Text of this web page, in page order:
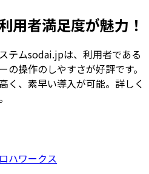
用者満足度が魅力！
テムsodai.jpは、利用者である
操作のしやすさが好評です。
く、素早い導入が可能。詳しく
ハワークス